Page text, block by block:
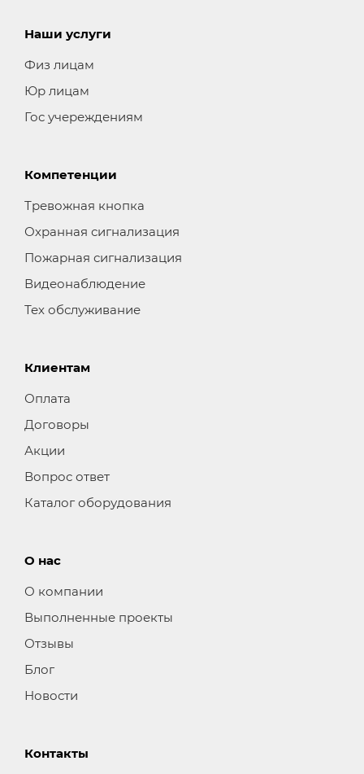
Наши услуги
Физ лицам
Юр лицам
Гос учереждениям
Компетенции
Тревожная кнопка
Охранная сигнализация
Пожарная сигнализация
Видеонаблюдение
Тех обслуживание
Клиентам
Оплата
Договоры
Акции
Вопрос ответ
Каталог оборудования
О нас
О компании
Выполненные проекты
Отзывы
Блог
Новости
Контакты